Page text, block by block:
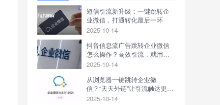
短信引流新升级：一键跳转企
业微信，打通转化最后一环
2025-10-14
抖音信息流广告跳转企业微信
怎么操作？高效引流，就用天
天外链
2025-10-14
从浏览器一键跳转企业微
信？“天天外链”让引流触达更高
效
2025-10-14